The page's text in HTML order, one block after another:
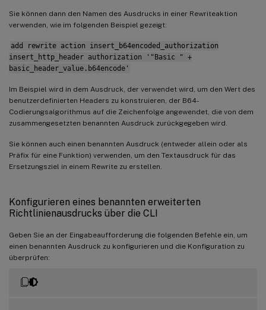
Sie können dann den Namen des Ausdrucks in einer Rewriteaktion
verwenden, wie im folgenden Beispiel gezeigt:
add rewrite action insert_b64encoded_authorization
insert_http_header authorization '"Basic " +
basic_header_value.b64encode'
Im Beispiel wird in dem Ausdruck, der verwendet wird, um den Wert des
benutzerdefinierten Headers zu konstruieren, der B64-
Codierungsalgorithmus auf die Zeichenfolge angewendet, die von dem
zusammengesetzten benannten Ausdruck zurückgegeben wird.
Sie können auch einen benannten Ausdruck (entweder allein oder als
Präfix für eine Funktion) verwenden, um den Textausdruck für das
Ersetzungsziel in einem Rewrite zu erstellen.
Konfigurieren eines benannten erweiterten
Richtlinienausdrucks über die CLI
Geben Sie an der Eingabeaufforderung die folgenden Befehle ein, um
einen benannten Ausdruck zu konfigurieren und die Konfiguration zu
überprüfen: